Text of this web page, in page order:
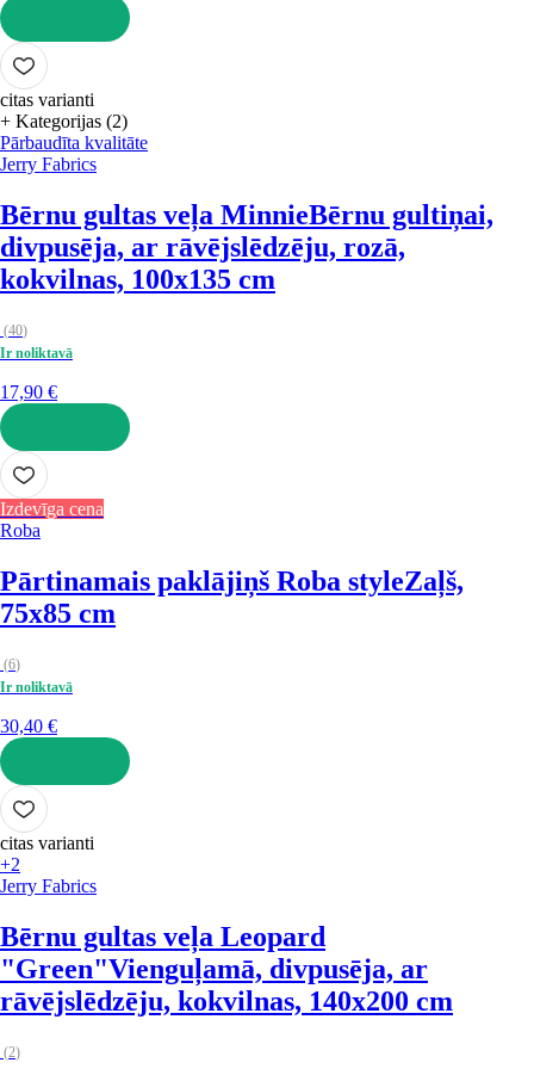
LIKT GROZĀ
citas varianti
+ Kategorijas (2)
Pārbaudīta kvalitāte
Jerry Fabrics
Bērnu gultas veļa MinnieBērnu gultiņai,
divpusēja, ar rāvējslēdzēju, rozā,
kokvilnas, 100x135 cm
(40)
Ir noliktavā
17,90 €
LIKT GROZĀ
Izdevīga cena
Roba
Pārtinamais paklājiņš Roba styleZaļš,
75x85 cm
(6)
Ir noliktavā
30,40 €
LIKT GROZĀ
citas varianti
+2
Jerry Fabrics
Bērnu gultas veļa Leopard
"Green"Vienguļamā, divpusēja, ar
rāvējslēdzēju, kokvilnas, 140x200 cm
(2)